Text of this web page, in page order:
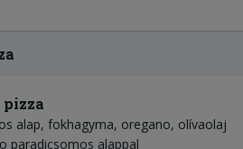
alap fokhagyma oregano olívaolaj
paradicsomos alappal